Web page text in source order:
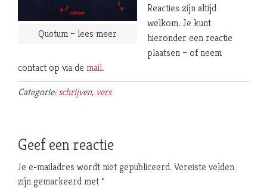
Quotum – lees meer
Reacties zijn altijd
welkom. Je kunt
hieronder een reactie
plaatsen – of neem
contact op via de mail.
Categorie:schrijven, vers
Geef een reactie
Je e-mailadres wordt niet gepubliceerd. Vereiste velden
zijn gemarkeerd met*